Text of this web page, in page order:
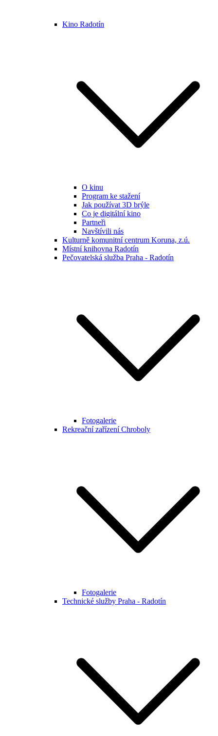
Kino Radotín
O kinu
Program ke stažení
Jak používat 3D brýle
Co je digitální kino
Partneři
Navštívili nás
Kulturně komunitní centrum Koruna, z.ú.
Místní knihovna Radotín
Pečovatelská služba Praha - Radotín
Fotogalerie
Rekreační zařízení Chroboly
Fotogalerie
Technické služby Praha - Radotín